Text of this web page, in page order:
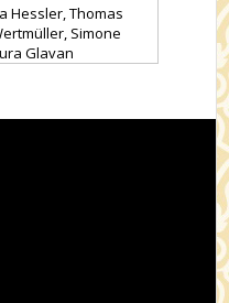
Hessler, Thomas
Simone
Glavan